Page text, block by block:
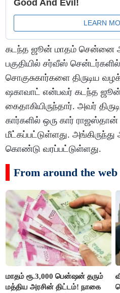
கடந்த ஜூன் மாதம் சென்னை
பகுதியில் சர்வீஸ்
சொகுசுகார்களை திருடிய
ஷகாவாட் என்பவர் கடந்த
கைதாகியிருந்தார். அவர்
கார்களில் ஒரு கார்
மீட்கப்பட்டுள்ளது.
கொண்டு வரப்பட்டுள்ளது.
From around the web
மாதம் ரூ.3,000 பென்ஷன் தரும்
மத்திய அரசின் திட்டம்! நாகை